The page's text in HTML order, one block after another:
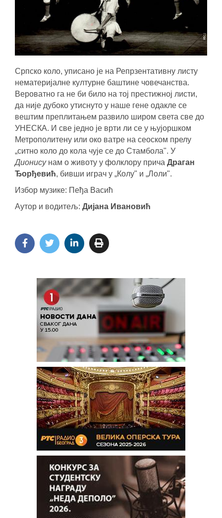
Српско коло, уписано је на Репрзентативну листу
нематеријалне културне баштине човечанства.
Вероватно га не би било на тој престижној листи,
да није дубоко утиснуто у наше гене одакле се
вештим преплитањем развило широм света све до
УНЕСКА. И све једно је врти ли се у њујоршком
Метрополитену или око ватре на сеоском прелу
„ситно коло до кола чује се до Стамбола". У
Дионисунам о животу у фолклору прича Драган
Ђорђевић, бивши играч у „Колу" и „Лоли".
Избор музике: Пеђа Васић
Аутор и водитељ: Дијана Ивановић